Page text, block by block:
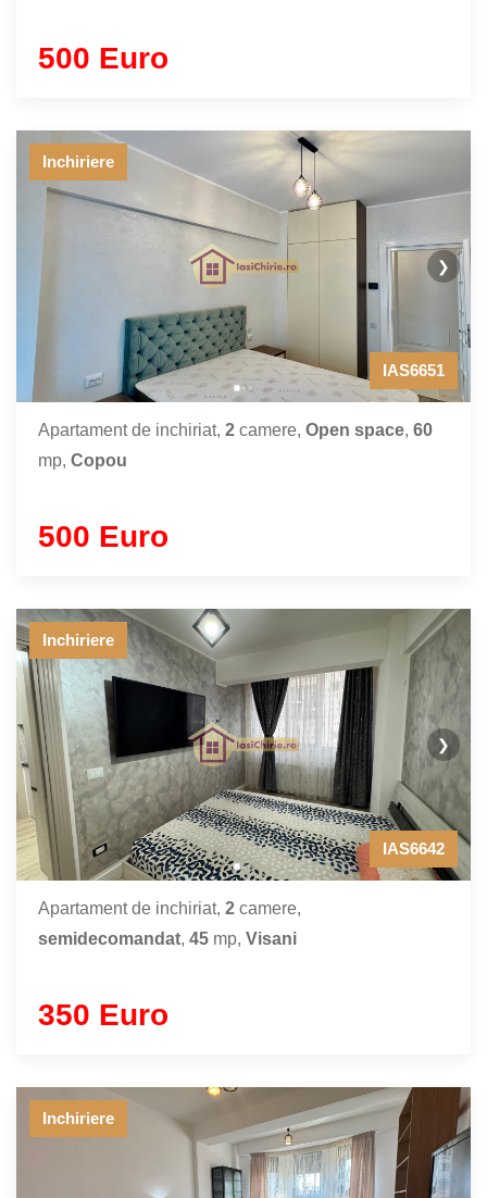
500 Euro
❯
Inchiriere
IAS6651
Apartament de inchiriat, 2 camere, Open space, 60
mp, Copou
500 Euro
❯
Inchiriere
IAS6642
Apartament de inchiriat, 2 camere,
semidecomandat, 45 mp, Visani
350 Euro
Inchiriere